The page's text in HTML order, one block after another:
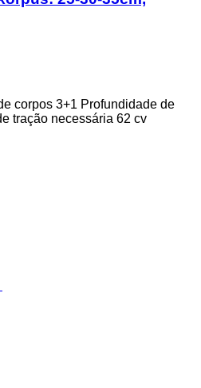
corpos 3+1 Profundidade de
tração necessária 62 cv